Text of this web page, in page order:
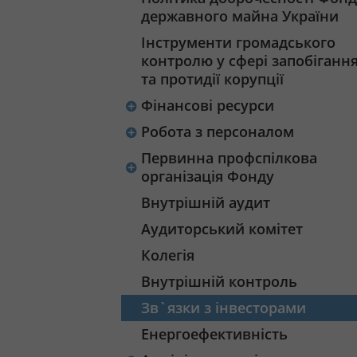
державного майна України
Інструменти громадського
контролю у сфері
та протидії корупції
Фінансові ресурси
Робота з персоналом
Первинна профспілкова
організація Фонду
Внутрішній аудит
Аудиторський комітет
Колегія
Внутрішній контроль
Зв`язки з інвесторами
Енергоефективність